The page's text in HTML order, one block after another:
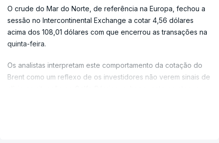
O crude do Mar do Norte, de referência na Europa, fechou a
sessão no Intercontinental Exchange a cotar 4,56 dólares
acima dos 108,01 dólares com que encerrou as transações na
quinta-feira.
Os analistas interpretam este comportamento da cotação do
Brent como um reflexo de os investidores não verem sinais de